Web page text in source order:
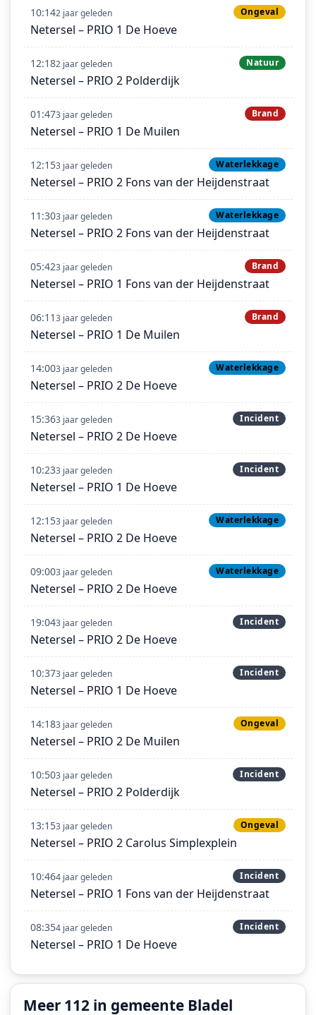
10:142 jaar geleden Ongeval
Netersel – PRIO 1 De Hoeve
12:182 jaar geleden Natuur
Netersel – PRIO 2 Polderdijk
01:473 jaar geleden Brand
Netersel – PRIO 1 De Muilen
12:153 jaar geleden Waterlekkage
Netersel – PRIO 2 Fons van der Heijdenstraat
11:303 jaar geleden Waterlekkage
Netersel – PRIO 2 Fons van der Heijdenstraat
05:423 jaar geleden Brand
Netersel – PRIO 1 Fons van der Heijdenstraat
06:113 jaar geleden Brand
Netersel – PRIO 1 De Muilen
14:003 jaar geleden Waterlekkage
Netersel – PRIO 2 De Hoeve
15:363 jaar geleden Incident
Netersel – PRIO 2 De Hoeve
10:233 jaar geleden Incident
Netersel – PRIO 1 De Hoeve
12:153 jaar geleden Waterlekkage
Netersel – PRIO 2 De Hoeve
09:003 jaar geleden Waterlekkage
Netersel – PRIO 2 De Hoeve
19:043 jaar geleden Incident
Netersel – PRIO 2 De Hoeve
10:373 jaar geleden Incident
Netersel – PRIO 1 De Hoeve
14:183 jaar geleden Ongeval
Netersel – PRIO 2 De Muilen
10:503 jaar geleden Incident
Netersel – PRIO 2 Polderdijk
13:153 jaar geleden Ongeval
Netersel – PRIO 2 Carolus Simplexplein
10:464 jaar geleden Incident
Netersel – PRIO 1 Fons van der Heijdenstraat
08:354 jaar geleden Incident
Netersel – PRIO 1 De Hoeve
Meer 112 in gemeente Bladel